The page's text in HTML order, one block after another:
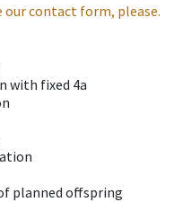
our contact form, please.
with fixed 4a
planned offspring